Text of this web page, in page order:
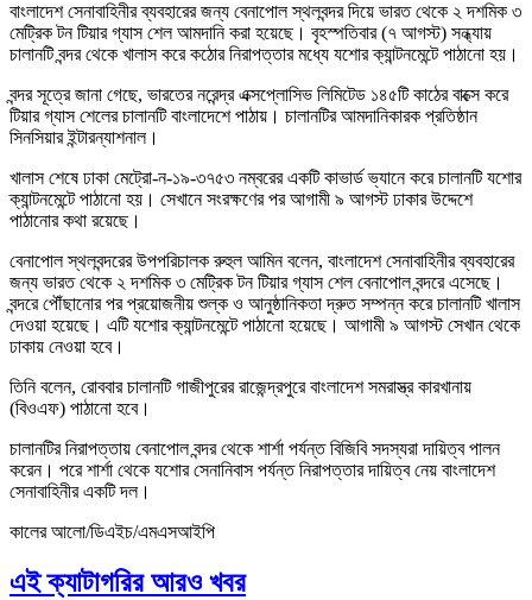
বাংলাদেশ সেনাবাহিনীর ব্যবহারের জন্য বেনাপোল স্থলবন্দর দিয়ে ভারত থেকে ২ দশমিক ৩
মেট্রিক টন টিয়ার গ্যাস শেল আমদানি করা হয়েছে। বৃহস্পতিবার (৭ আগস্ট) সন্ধ্যায়
চালানটি বন্দর থেকে খালাস করে কঠোর নিরাপত্তার মধ্যে যশোর ক্যান্টনমেন্টে পাঠানো হয়।
বন্দর সূত্রে জানা গেছে, ভারতের নরেন্দ্র এক্সপ্লোসিভ লিমিটেড ১৪৫টি কাঠের বাক্সে করে
টিয়ার গ্যাস শেলের চালানটি বাংলাদেশে পাঠায়। চালানটির আমদানিকারক প্রতিষ্ঠান
সিনসিয়ার ইন্টারন্যাশনাল।
খালাস শেষে ঢাকা মেট্রো-ন-১৯-৩৭৫৩ নম্বরের একটি কাভার্ড ভ্যানে করে চালানটি যশোর
ক্যান্টনমেন্টে পাঠানো হয়। সেখানে সংরক্ষণের পর আগামী ৯ আগস্ট ঢাকার উদ্দেশে
পাঠানোর কথা রয়েছে।
বেনাপোল স্থলবন্দরের উপপরিচালক রুহুল আমিন বলেন, বাংলাদেশ সেনাবাহিনীর ব্যবহারের
জন্য ভারত থেকে ২ দশমিক ৩ মেট্রিক টন টিয়ার গ্যাস শেল বেনাপোল বন্দরে এসেছে।
বন্দরে পৌঁছানোর পর প্রয়োজনীয় শুল্ক ও আনুষ্ঠানিকতা দ্রুত সম্পন্ন করে চালানটি খালাস
দেওয়া হয়েছে। এটি যশোর ক্যান্টনমেন্টে পাঠানো হয়েছে। আগামী ৯ আগস্ট সেখান থেকে
ঢাকায় নেওয়া হবে।
তিনি বলেন, রোববার চালানটি গাজীপুরের রাজেন্দ্রপুরে বাংলাদেশ সমরাস্ত্র কারখানায়
(বিওএফ) পাঠানো হবে।
চালানটির নিরাপত্তায় বেনাপোল বন্দর থেকে শার্শা পর্যন্ত বিজিবি সদস্যরা দায়িত্ব পালন
করেন। পরে শার্শা থেকে যশোর সেনানিবাস পর্যন্ত নিরাপত্তার দায়িত্ব নেয় বাংলাদেশ
সেনাবাহিনীর একটি দল।
কালের আলো/ডিএইচ/এমএসআইপি
এই ক্যাটাগরির আরও খবর